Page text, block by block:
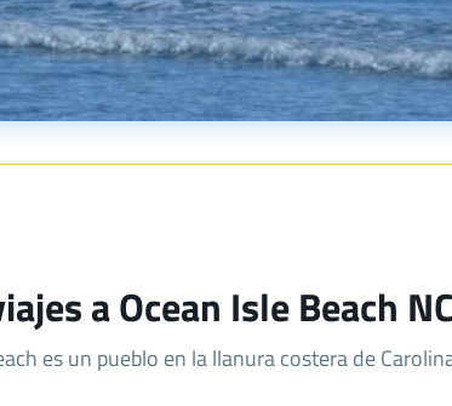
a Ocean Isle Beach
es un pueblo en la llanura costera de